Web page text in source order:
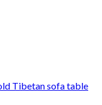
Tibetan sofa table